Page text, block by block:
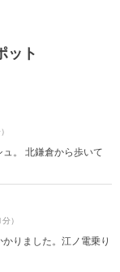
ット
。 北鎌倉から歩いて
）
りました。江ノ電乗り